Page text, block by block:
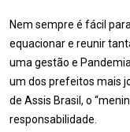
Nem sempre é fácil
equacionar e reunir
uma gestão e
um dos prefeitos mais
de Assis Brasil, o
responsabilidade.